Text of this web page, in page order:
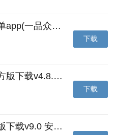
一品威客网接单app(一品众包)下载v2.7.1 安卓最新版
下载
诸葛找房网官方版下载v4.8.1.1 安卓最新版
下载
皓盘云建最新版下载v9.0 安卓版